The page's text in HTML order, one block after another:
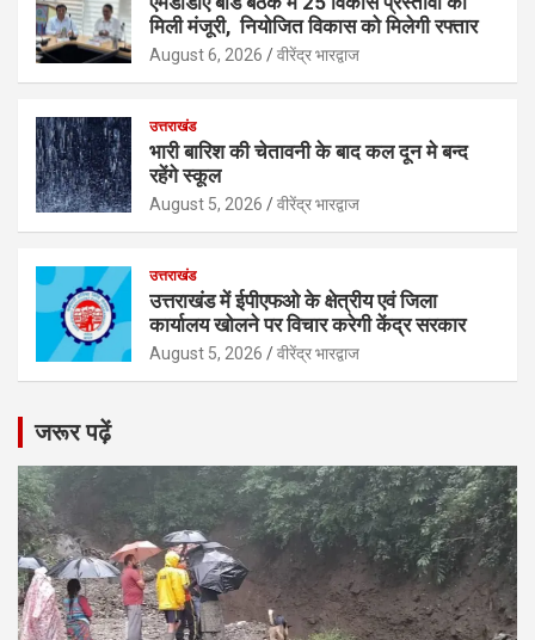
मिली मंजूरी, नियोजित विकास को मिलेगी रफ्तार
August 6, 2026 वीरेंद्र भारद्वाज
उत्तराखंड
भारी बारिश की चेतावनी के बाद कल दून मे बन्द
रहेंगे स्कूल
August 5, 2026 वीरेंद्र भारद्वाज
उत्तराखंड
उत्तराखंड में ईपीएफओ के क्षेत्रीय एवं जिला
कार्यालय खोलने पर विचार करेगी केंद्र सरकार
August 5, 2026 वीरेंद्र भारद्वाज
जरूर पढ़ें